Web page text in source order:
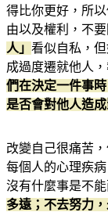
得比你更好，所
由以及權利，不
人」 看似自私，
成過度遷就他人
們在決定一件事
是否會對他人造
改變自己很痛苦
每個人的心理疾
沒有什麼事是不能
多遠；不去努力